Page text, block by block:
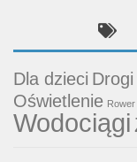
Dla dzieci Drogi
Oświetlenie Rower
Wodociągi